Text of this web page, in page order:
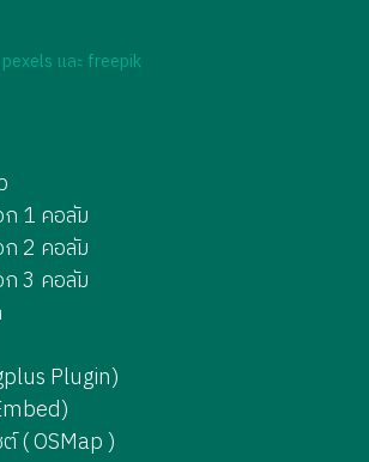
และ freepik
1 คอลัม
2 คอลัม
3 คอลัม
Plugin)
( OSMap )